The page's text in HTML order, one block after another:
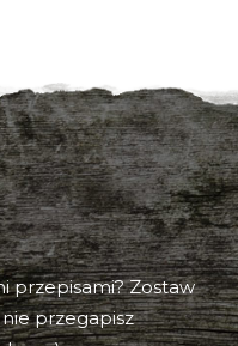
przepisami? Zostaw
przegapisz